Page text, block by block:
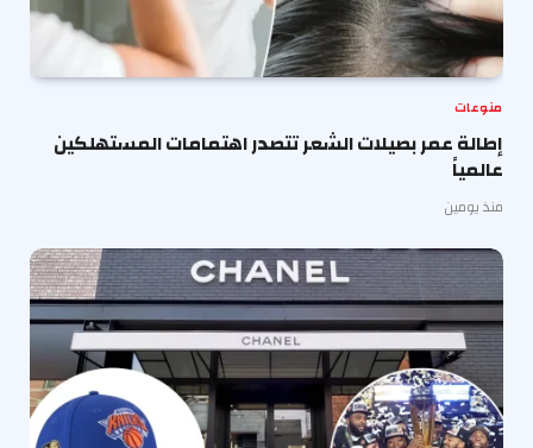
منوعات
إطالة عمر بصيلات الشعر تتصدر اهتمامات المستهلكين
عالمياً
منذ يومين